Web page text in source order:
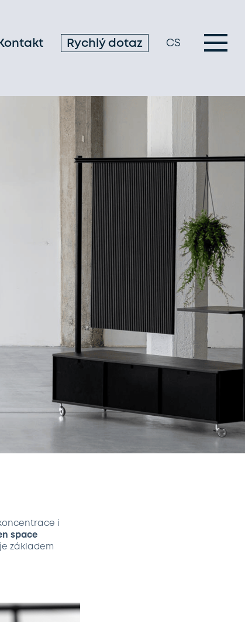
Kontakt Rychlý dotaz CS
i
space
základem